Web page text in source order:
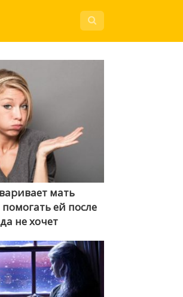
мать
помогать ей после
не хочет